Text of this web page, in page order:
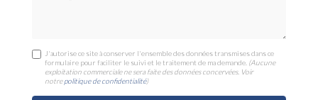
J'autorise ce site à conserver l'ensemble des données transmises dans ce
formulaire pour faciliter le suivi et le traitement de ma demande. (Aucune
exploitation commerciale ne sera faite des données concervées. Voir
notrepolitique de confidentialité)